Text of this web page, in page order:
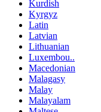
Kurdish
Kyrgyz
Latin
Latvian
Lithuanian
Luxembou..
Macedonian
Malagasy
Malay
Malayalam